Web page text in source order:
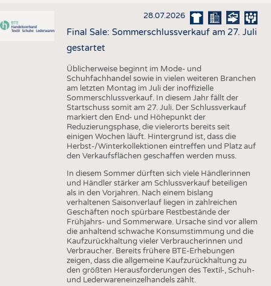
28.07.2026
Final Sale: Sommerschlussverkauf am 27. Juli
gestartet
Üblicherweise beginnt im Mode- und
Schuhfachhandel sowie in vielen weiteren Branchen
am letzten Montag im Juli der inoffizielle
Sommerschlussverkauf. In diesem Jahr fällt der
Startschuss somit am 27. Juli. Der Schlussverkauf
markiert den End- und Höhepunkt der
Reduzierungsphase, die vielerorts bereits seit
einigen Wochen läuft. Hintergrund ist, dass die
Herbst-/Winterkollektionen eintreffen und Platz auf
den Verkaufsflächen geschaffen werden muss.
In diesem Sommer dürften sich viele Händlerinnen
und Händler stärker am Schlussverkauf beteiligen
als in den Vorjahren. Nach einem bislang
verhaltenen Saisonverlauf liegen in zahlreichen
Geschäften noch spürbare Restbestände der
Frühjahrs- und Sommerware. Ursache sind vor allem
die anhaltend schwache Konsumstimmung und die
Kaufzurückhaltung vieler Verbraucherinnen und
Verbraucher. Bereits frühere BTE-Erhebungen
zeigen, dass die allgemeine Kaufzurückhaltung zu
den größten Herausforderungen des Textil-, Schuh-
und Lederwareneinzelhandels zählt.